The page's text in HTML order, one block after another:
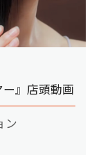
ー』店頭動画
ン